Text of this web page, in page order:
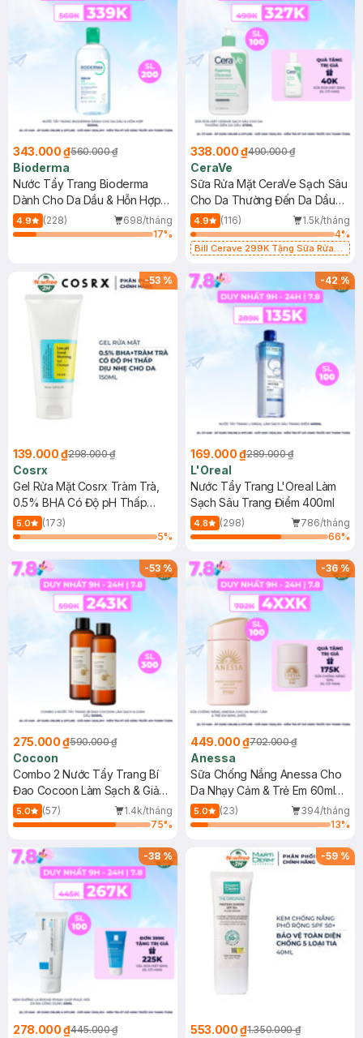
343.000 ₫560.000 ₫
Bioderma
Nước Tẩy Trang Bioderma
Dành Cho Da Dầu & Hỗn Hợp
500ml
4.9 (228)
698/tháng
17%
338.000 ₫490.000 ₫
CeraVe
Sữa Rửa Mặt CeraVe Sạch Sâu
Cho Da Thường Đến Da Dầu
473ml
4.9 (116)
1.5k/tháng
4%
Bill Cerave 299K Tặng Sữa Rửa
-53 %
139.000 ₫298.000 ₫
Cosrx
Gel Rửa Mặt Cosrx Tràm Trà,
0.5% BHA Có Độ pH Thấp
150ml
5.0
(173)
5%
-42%
169.000 ₫289.000 ₫
L'Oreal
Nước Tẩy Trang L'Oreal Làm
Sạch Sâu Trang Điểm 400ml
4.8 (298)
786/tháng
66%
-53%
275.000 ₫590.000 ₫
Cocoon
Combo 2 Nước Tẩy Trang Bí
Đao Cocoon Làm Sạch & Giảm
Dầu 500ml
5.0 (57)
1.4k/tháng
75%
-36%
449.000 ₫702.000 ₫
Anessa
Sữa Chống Nắng Anessa Cho
Da Nhạy Cảm & Trẻ Em 60ml
(Mới)
5.0 (23)
394/tháng
13%
-38%
278.000 ₫445.000 ₫
-59 %
553.000 ₫1.350.000 ₫